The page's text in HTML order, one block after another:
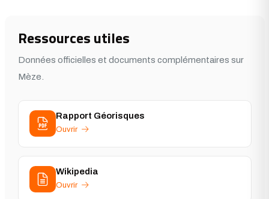
Ressources utiles
Données officielles et documents complémentaires sur
Mèze.
Rapport Géorisques
Ouvrir
Wikipedia
Ouvrir